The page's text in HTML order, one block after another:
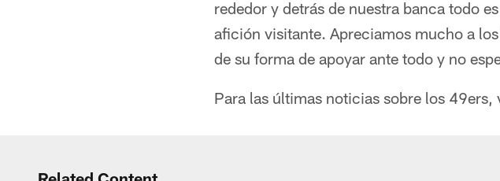
rededor y detrás de nuestra banca todo
afición visitante. Apreciamos mucho a
de su forma de apoyar ante todo y no
Para las últimas noticias sobre los 49ers,